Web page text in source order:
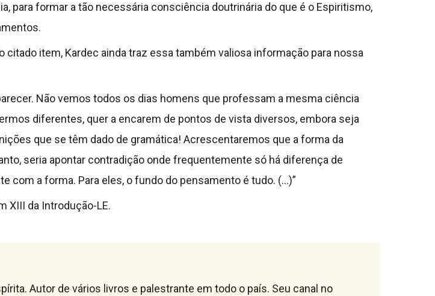
para formar a tão necessária consciência doutrinária do que é o Espiritismo,
item, Kardec ainda traz essa também valiosa informação para nossa
Não vemos todos os dias homens que professam a mesma ciência
diferentes, quer a encarem de pontos de vista diversos, embora seja
que se têm dado de gramática! Acrescentaremos que a forma da
seria apontar contradição onde frequentemente só há diferença de
com a forma. Para eles, o fundo do pensamento é tudo. (…)”
XIII da Introdução-LE.
Autor de vários livros e palestrante em todo o país. Seu canal no